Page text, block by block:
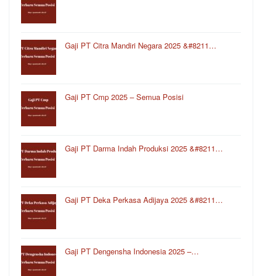
Gaji PT Citra Mandiri Negara 2025 &#8211…
Gaji PT Cmp 2025 – Semua Posisi
Gaji PT Darma Indah Produksi 2025 &#8211…
Gaji PT Deka Perkasa Adijaya 2025 &#8211…
Gaji PT Dengensha Indonesia 2025 –…